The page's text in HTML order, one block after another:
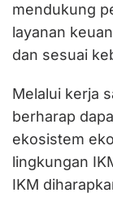
mendukung
layanan
dan sesuai
Melalui kerja
berharap
ekosistem
lingkungan
IKM